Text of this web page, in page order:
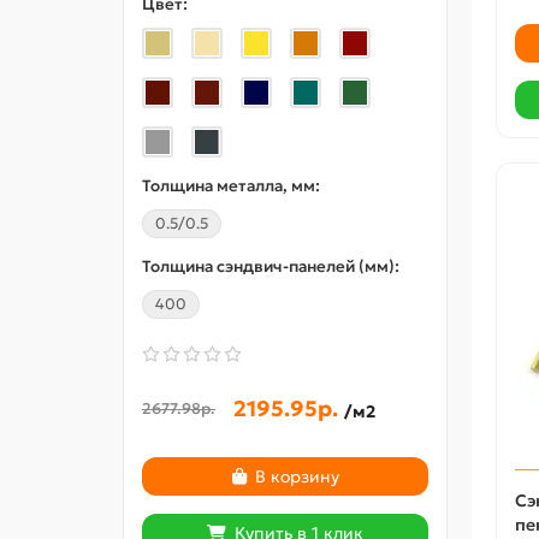
Цвет:
Толщина металла, мм:
0.5/0.5
Толщина сэндвич-панелей (мм):
400
2677.98р. 2195.95р. /м2
В корзину
Купить в 1 клик